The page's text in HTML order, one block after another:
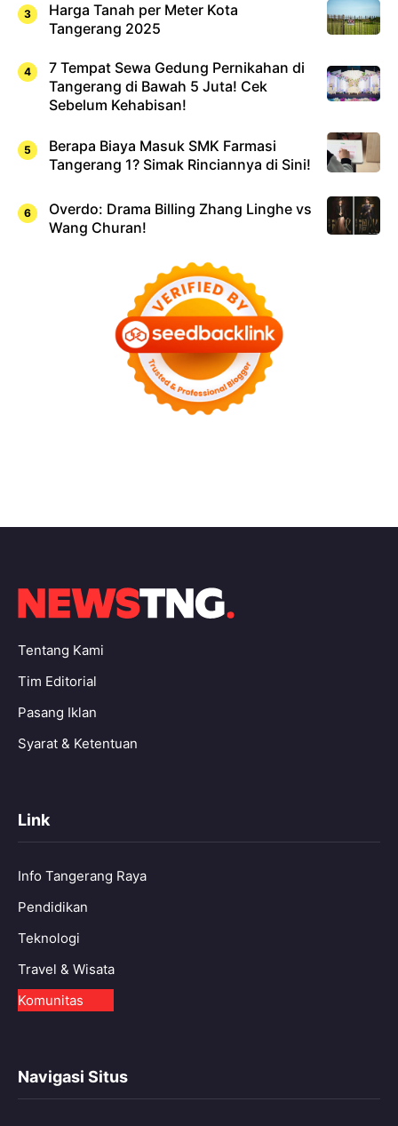
Harga Tanah per Meter Kota
Tangerang 2025
7 Tempat Sewa Gedung Pernikahan di
Tangerang di Bawah 5 Juta! Cek
Sebelum Kehabisan!
Berapa Biaya Masuk SMK Farmasi
Tangerang 1? Simak Rinciannya di Sini!
Overdo: Drama Billing Zhang Linghe vs
Wang Churan!
Tentang Kami
Tim Editorial
Pasang Iklan
Syarat & Ketentuan
Link
Info Tangerang Raya
Pendidikan
Teknologi
Travel & Wisata
Komunitas
Navigasi Situs